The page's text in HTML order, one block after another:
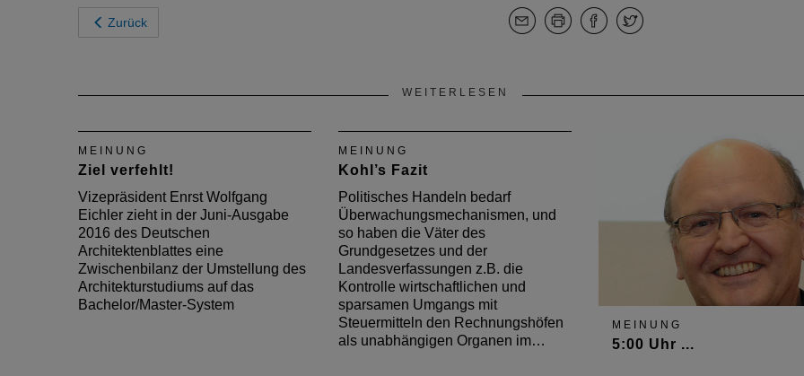
Zurück
WEITERLESEN
MEINUNG
Ziel verfehlt!
Vizepräsident Enrst Wolfgang
Eichler zieht in der Juni-Ausgabe
2016 des Deutschen
Architektenblattes eine
Zwischenbilanz der Umstellung des
Architekturstudiums auf das
Bachelor/Master-System
MEINUNG
Kohl’s Fazit
Politisches Handeln bedarf
Überwachungsmechanismen, und
so haben die Väter des
Grundgesetzes und der
Landesverfassungen z.B. die
Kontrolle wirtschaftlichen und
sparsamen Umgangs mit
Steuermitteln den Rechnungshöfen
als unabhängigen Organen im…
MEINUNG
5:00 Uhr ...